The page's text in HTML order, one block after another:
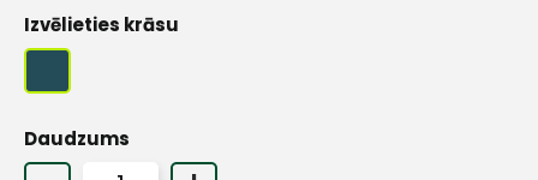
Izvēlieties krāsu
Daudzums